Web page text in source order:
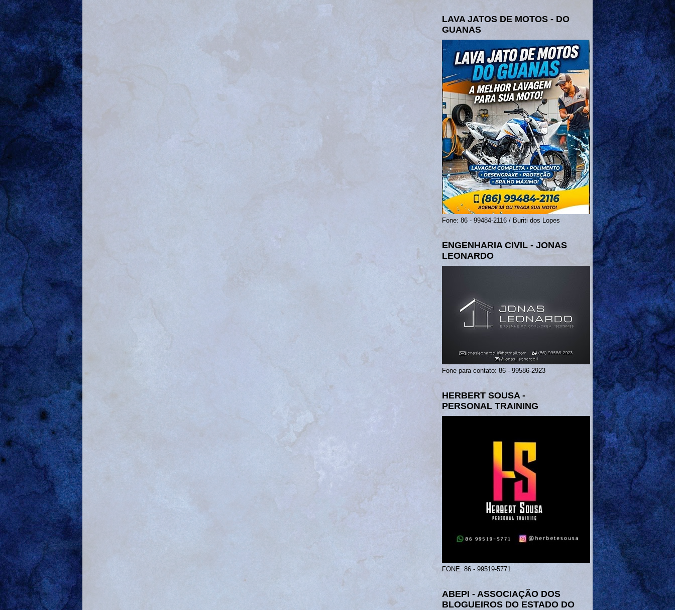
LAVA JATOS DE MOTOS - DO
GUANAS
Fone: 86 - 99484-2116 / Buriti dos Lopes
ENGENHARIA CIVIL - JONAS
LEONARDO
Fone para contato: 86 - 99586-2923
HERBERT SOUSA -
PERSONAL TRAINING
FONE: 86 - 99519-5771
ABEPI - ASSOCIAÇÃO DOS
BLOGUEIROS DO ESTADO DO